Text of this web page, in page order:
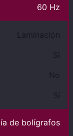
60 Hz
Laminación
Sí
No
Sí
de bolígrafos